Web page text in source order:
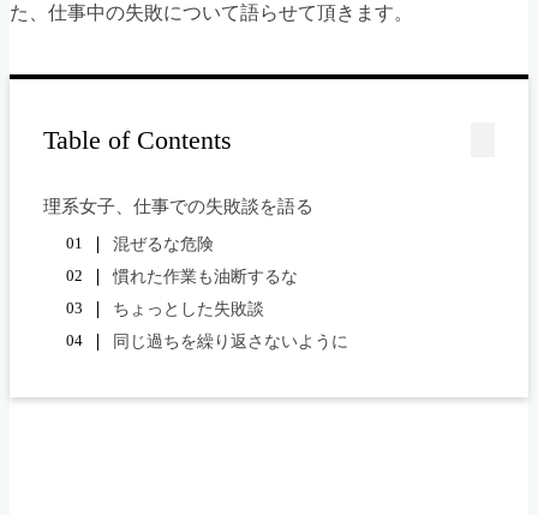
た、仕事中の失敗について語らせて頂きます。
Table of Contents
理系女子、仕事での失敗談を語る
混ぜるな危険
慣れた作業も油断するな
ちょっとした失敗談
同じ過ちを繰り返さないように